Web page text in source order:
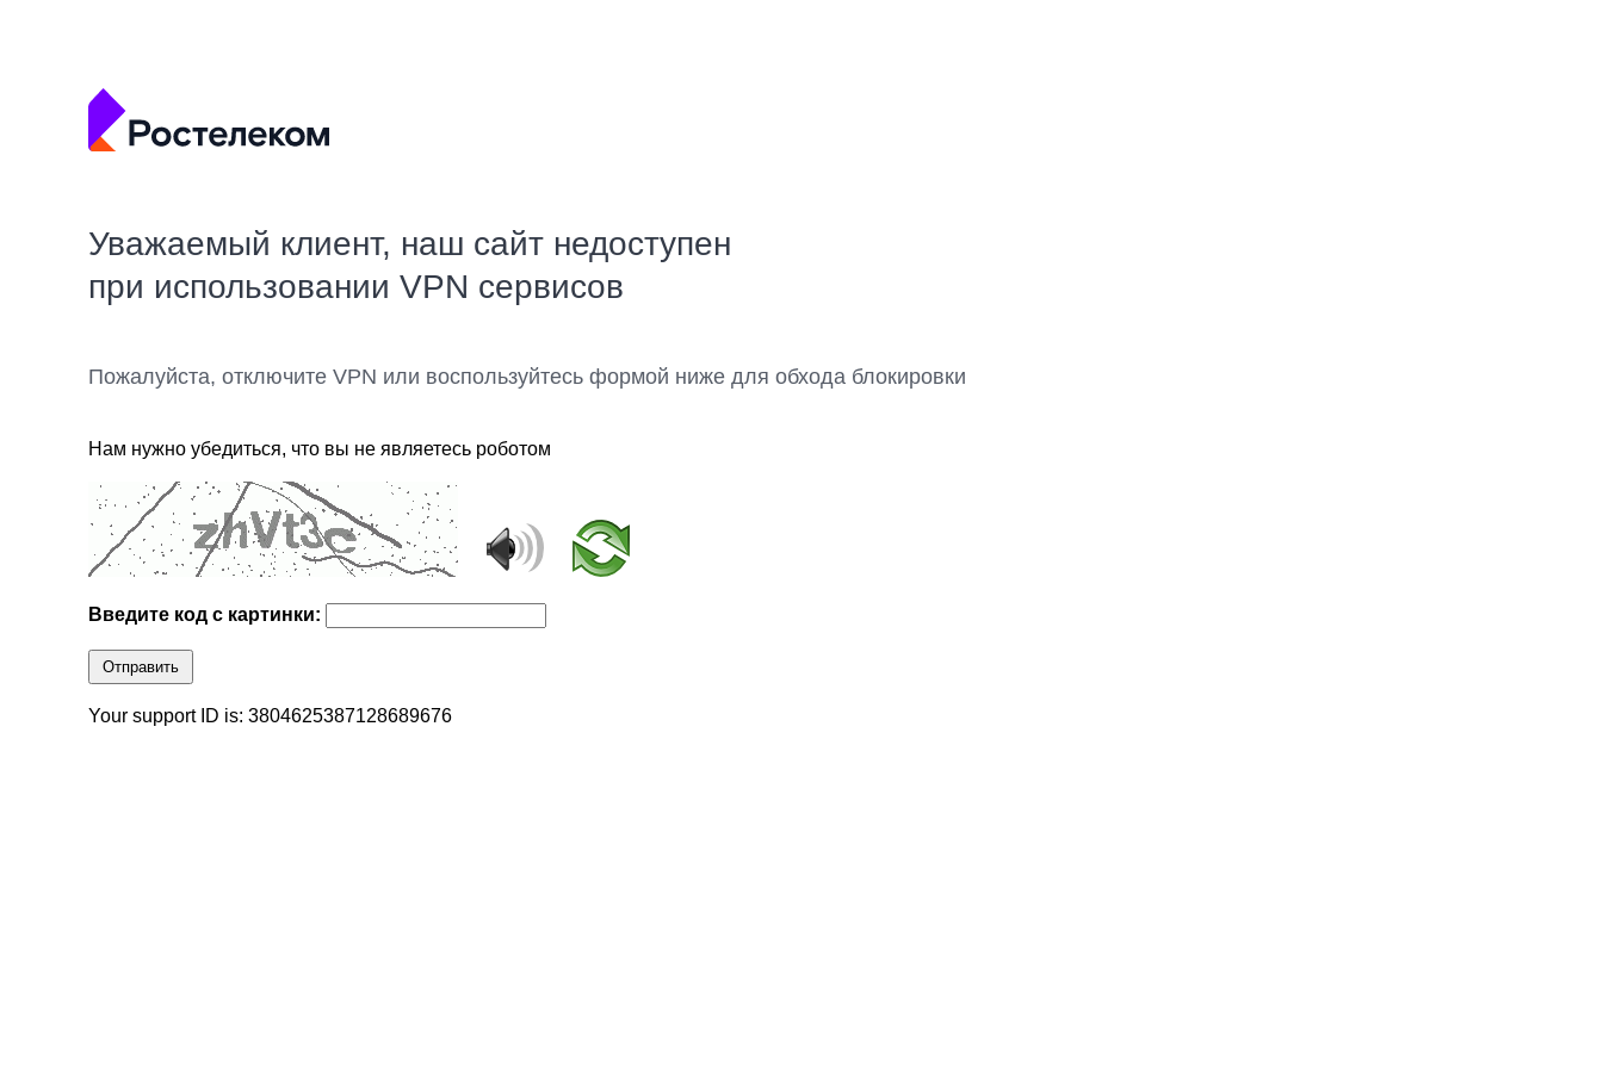
Уважаемый клиент, наш сайт недоступен
при использовании VPN сервисов
Пожалуйста, отключите VPN или воспользуйтесь формой ниже для обхода блокировки
Нам нужно убедиться, что вы не являетесь роботом
Введите код с картинки:
Отправить
Your support ID is: 3804625387128689676